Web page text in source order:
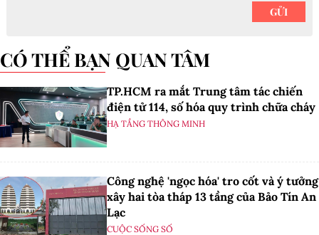
CÓ THỂ BẠN QUAN TÂM
TP.HCM ra mắt Trung tâm tác chiến
điện tử 114, số hóa quy trình chữa cháy
HẠ TẦNG THÔNG MINH
Công nghệ 'ngọc hóa' tro cốt và ý tưởng
xây hai tòa tháp 13 tầng của Bảo Tín An
Lạc
CUỘC SỐNG SỐ